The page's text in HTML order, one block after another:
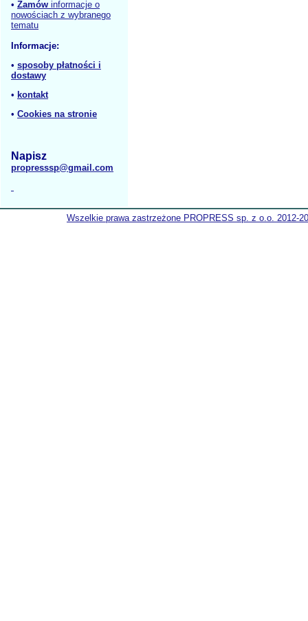
• Zamów informacje o
nowościach z wybranego
tematu
Informacje:
• sposoby płatności i
dostawy
• kontakt
• Cookies na stronie
Napisz
propresssp@gmail.com
Wszelkie prawa zastrzeżone PROPRESS sp. z o.o. 2012-